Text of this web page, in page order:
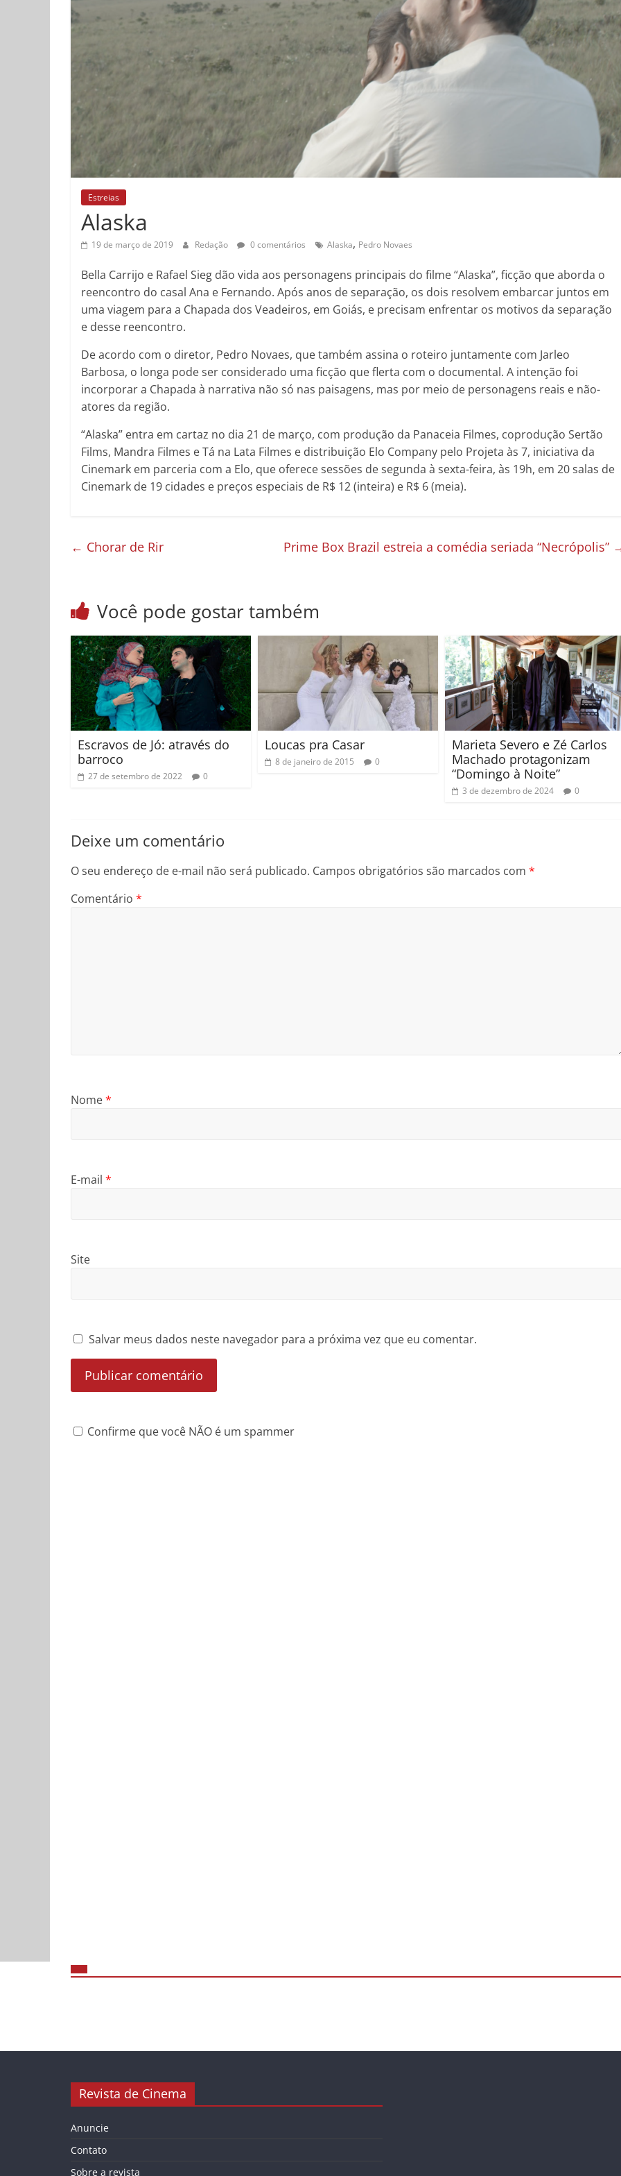
Estreias
Alaska
19 de março de 2019 Redação 0 comentários Alaska, Pedro Novaes
Bella Carrijo e Rafael Sieg dão vida aos personagens principais do filme “Alaska”, ficção que aborda o
reencontro do casal Ana e Fernando. Após anos de separação, os dois resolvem embarcar juntos em
uma viagem para a Chapada dos Veadeiros, em Goiás, e precisam enfrentar os motivos da separação
e desse reencontro.
De acordo com o diretor, Pedro Novaes, que também assina o roteiro juntamente com Jarleo
Barbosa, o longa pode ser considerado uma ficção que flerta com o documental. A intenção foi
incorporar a Chapada à narrativa não só nas paisagens, mas por meio de personagens reais e não-
atores da região.
“Alaska” entra em cartaz no dia 21 de março, com produção da Panaceia Filmes, coprodução Sertão
Films, Mandra Filmes e Tá na Lata Filmes e distribuição Elo Company pelo Projeta às 7, iniciativa da
Cinemark em parceria com a Elo, que oferece sessões de segunda à sexta-feira, às 19h, em 20 salas de
Cinemark de 19 cidades e preços especiais de R$ 12 (inteira) e R$ 6 (meia).
← Chorar de Rir Prime Box Brazil estreia a comédia seriada “Necrópolis”
Você pode gostar também
Escravos de Jó: através do
barroco
27 de setembro de 2022 0
Loucas pra Casar
8 de janeiro de 2015 0
Marieta Severo e Zé Carlos
Machado protagonizam
“Domingo à Noite”
3 de dezembro de 2024 0
Deixe um comentário
O seu endereço de e-mail não será publicado. Campos obrigatórios são marcados com *
Comentário *
Nome*
E-mail *
Site
Salvar meus dados neste navegador para a próxima vez que eu comentar.
Confirme que você NÃO é um spammer
Revista de Cinema
Anuncie
Contato
Sobre a revista